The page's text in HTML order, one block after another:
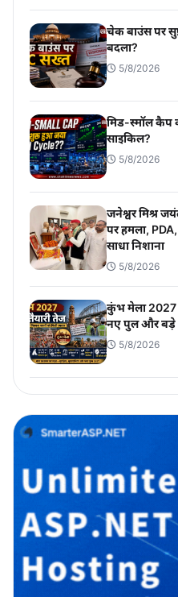
चेक बाउंस पर
बदला?
5/8/2026
मिड-स्मॉल कैप
साइकिल?
5/8/2026
जनेश्वर मिश्र
पर हमला,
साधा निशाना
5/8/2026
कुंभ मेला 2027
नए पुल और बड़े
5/8/2026